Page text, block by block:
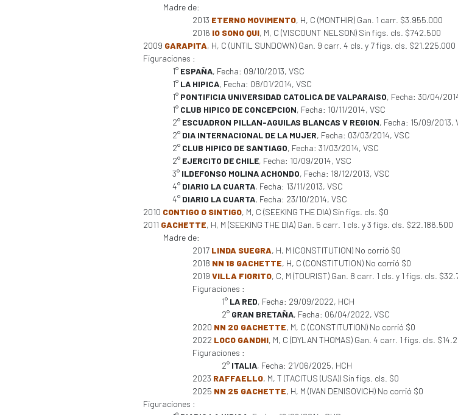
Madre de:
2013 ETERNO MOVIMENTO, H, C (MONTHIR) Gan. 1 carr. $3.955.000
2016 IO SONO QUI, M, C (VISCOUNT NELSON) Sin figs. cls. $742.500
2009 GARAPITA, H, C (UNTIL SUNDOWN) Gan. 9 carr. 4 cls. y 7 figs. cls. $21.225.000
Figuraciones :
1° ESPAÑA, Fecha: 09/10/2013, VSC
1° LA HIPICA, Fecha: 08/01/2014, VSC
1° PONTIFICIA UNIVERSIDAD CATOLICA DE VALPARAISO, Fecha: 30/04/
1° CLUB HIPICO DE CONCEPCION, Fecha: 10/11/2014, VSC
2° ESCUADRON PILLAN-AGUILAS BLANCAS V REGION, Fecha: 15/09/2013,
2° DIA INTERNACIONAL DE LA MUJER, Fecha: 03/03/2014, VSC
2° CLUB HIPICO DE SANTIAGO, Fecha: 31/03/2014, VSC
2° EJERCITO DE CHILE, Fecha: 10/09/2014, VSC
3° ILDEFONSO MOLINA ACHONDO, Fecha: 18/12/2013, VSC
4° DIARIO LA CUARTA, Fecha: 13/11/2013, VSC
4° DIARIO LA CUARTA, Fecha: 23/10/2014, VSC
2010 CONTIGO O SINTIGO, M, C (SEEKING THE DIA) Sin figs. cls. $0
2011 GACHETTE, H, M (SEEKING THE DIA) Gan. 5 carr. 1 cls. y 3 figs. cls. $22.186.500
Madre de:
2017 LINDA SUEGRA, H, M (CONSTITUTION) No corrió $0
2018 NN 18 GACHETTE, H, C (CONSTITUTION) No corrió $0
2019 VILLA FIORITO, C, M (TOURIST) Gan. 8 carr. 1 cls. y 1 figs. cls.
Figuraciones :
1° LA RED, Fecha: 29/09/2022, HCH
2° GRAN BRETAÑA, Fecha: 06/04/2022, VSC
2020 NN 20 GACHETTE, M, C (CONSTITUTION) No corrió $0
2022 LOCO GANDHI, M, C (DYLAN THOMAS) Gan. 4 carr. 1 figs. cls.
Figuraciones :
2° ITALIA, Fecha: 21/06/2025, HCH
2023 RAFFAELLO, M, T (TACITUS (USA)) Sin figs. cls. $0
2025 NN 25 GACHETTE, H, M (IVAN DENISOVICH) No corrió $0
Figuraciones :